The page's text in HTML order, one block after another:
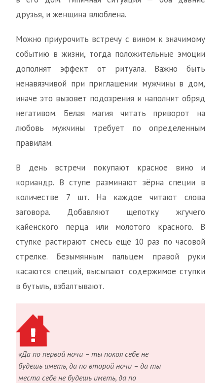
друзья, и женщина влюблена.
Можно приурочить встречу с вином к значимому
событию в жизни, тогда положительные эмоции
дополнят эффект от ритуала. Важно быть
ненавязчивой при приглашении мужчины в дом,
иначе это вызовет подозрения и наполнит обряд
негативом. Белая магия читать приворот на
любовь мужчины требует по определенным
правилам.
В день встречи покупают красное вино и
кориандр. В ступе разминают зёрна специи в
количестве 7 шт. На каждое читают слова
заговора. Добавляют щепотку жгучего
кайенского перца или молотого красного. В
ступке растирают смесь ещё 10 раз по часовой
стрелке. Безымянным пальцем правой руки
касаются специй, высыпают содержимое ступки
в бутыль, взбалтывают.
«Да по первой ночи – ты покоя себе не
будешь иметь, да по второй ночи – да ты
места себе не будешь иметь, да по